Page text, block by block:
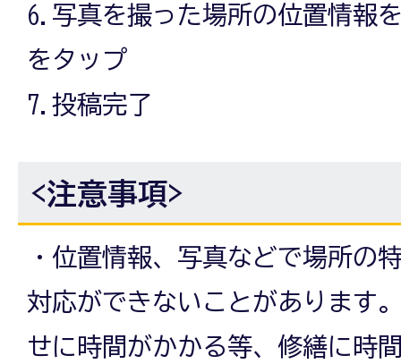
6.写真を撮った場所の位置情報
をタップ
7.投稿完了
<注意事項>
・位置情報、写真などで場所の
対応ができないことがあります
せに時間がかかる等、修繕に時